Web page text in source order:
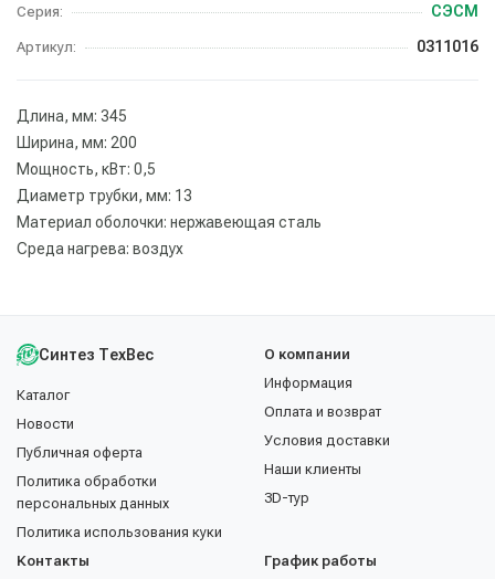
Серия: СЭСМ
Артикул: 0311016
Длина, мм: 345
Ширина, мм: 200
Мощность, кВт: 0,5
Диаметр трубки, мм: 13
Материал оболочки: нержавеющая сталь
Среда нагрева: воздух
Синтез ТехВес
Каталог
Новости
Публичная оферта
Политика обработки
персональных данных
Политика использования куки
О компании
Информация
Оплата и возврат
Условия доставки
Наши клиенты
3D-тур
Контакты График работы